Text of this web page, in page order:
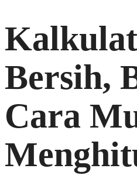
Bersih,
Cara